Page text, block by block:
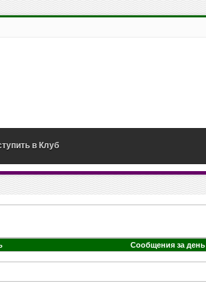
в Клуб
Сообщения за день